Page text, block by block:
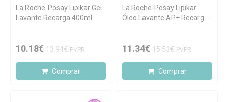
La Roche-Posay Lipikar Gel
Lavante Recarga 400ml
10.18€ 13.94€ PVPR
Comprar
La Roche-Posay Lipikar
Óleo Lavante AP+ Recarga
11.34€ 15.53€ PVPR
Comprar